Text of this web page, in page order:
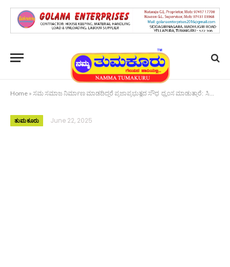
Home » ಸಮ ಸಮಾಜ ನಿರ್ಮಾಣ ಮಾಡದಿದ್ದರೆ ಪ್ರಜಾಪ್ರಭುತ್ವದ ಸೌಧ ಧ್ವಂಸ ಮಾಡುತ್ತಾರೆ: ಸಿಎಂ ಸಿದ್ದರಾಮಯ್ಯ
ತುಮಕೂರು June 22, 2025